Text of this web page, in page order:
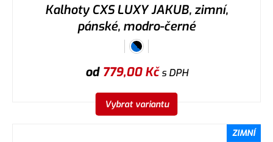
Kalhoty CXS LUXY JAKUB, zimní,
pánské, modro-černé
od 779,00Kčs DPH
Vybrat variantu
ZIMNÍ